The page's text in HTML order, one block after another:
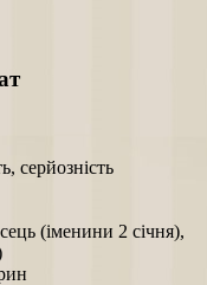
серйозність
(іменини 2 січня),